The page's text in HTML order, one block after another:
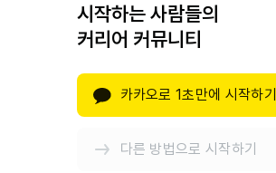
시작하는 사람들의
커리어 커뮤니티
카카오로 1초만에 시작하기
다른 방법으로 시작하기